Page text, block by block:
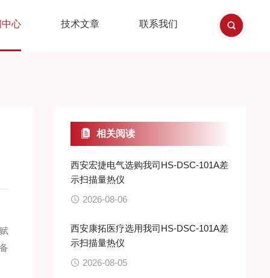
心 技术文章 联系我们
相关阅读
西安宏捷电气选购我司HS-DSC-101A差
示扫描量热仪
2026-08-06
西安康拓医疗选用我司HS-DSC-101A差
示扫描量热仪
2026-08-05